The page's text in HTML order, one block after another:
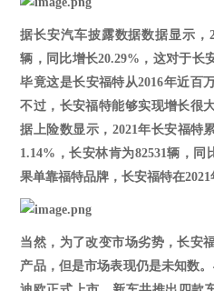
据长安汽车披露数据数据显示，
辆，同比增长20.29%，这对于长
毕竟这是长安福特从2016年近百
不过，长安福特能够实现增长很
据上险数显示，2021年长安福特
1.14%，长安林肯为82531辆，同
果单靠福特品牌，长安福特在2021
当然，为了改变市场劣势，长安
产品，但是市场表现仍是未知数。